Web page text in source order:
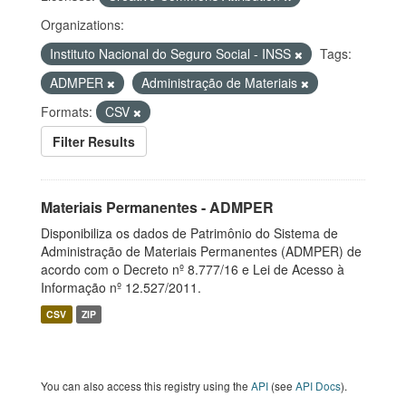
Organizations:
Instituto Nacional do Seguro Social - INSS
Tags:
ADMPER
Administração de Materiais
Formats:
CSV
Filter Results
Materiais Permanentes - ADMPER
Disponibiliza os dados de Patrimônio do Sistema de
Administração de Materiais Permanentes (ADMPER) de
acordo com o Decreto nº 8.777/16 e Lei de Acesso à
Informação nº 12.527/2011.
CSV ZIP
You can also access this registry using the API (see API Docs).